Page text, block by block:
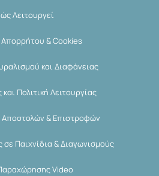
Λειτουργεί
Απορρήτου & Cookies
και Διαφάνειας
Πολιτική Λειτουργίας
& Επιστροφών
Παιχνίδια & Διαγωνισμούς
Video